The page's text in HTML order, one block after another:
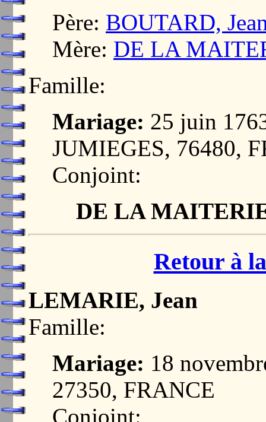
Père: BOUTARD,
Mère: DE LA
Famille:
Mariage: 25 juin
JUMIEGES, 76480,
Conjoint:
DE LA
Retour à
LEMARIE, Jean
Famille:
Mariage: 18
27350, FRANCE
Conjoint: